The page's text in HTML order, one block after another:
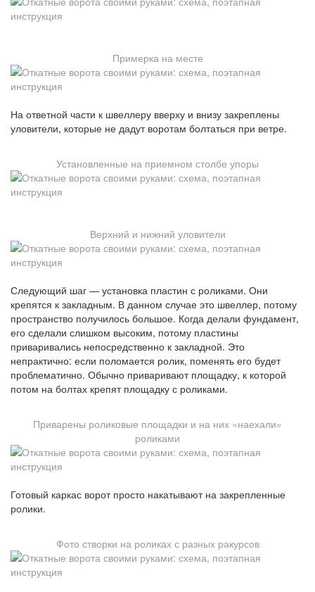
Примерка на месте
На ответной части к швеллеру вверху и внизу закреплены
уловители, которые не дадут воротам болтаться при ветре.
Установленные на приемном столбе упоры
Верхний и нижний уловители
Следующий шаг — установка пластин с роликами. Они
крепятся к закладным. В данном случае это швеллер, потому
пространство получилось большое. Когда делали фундамент,
его сделали слишком высоким, потому пластины
приваривались непосредственно к закладной. Это
непрактично: если поломается ролик, поменять его будет
проблематично. Обычно приваривают площадку, к которой
потом на болтах крепят площадку с роликами.
Приварены роликовые площадки и на них «наехали»
роликами
Готовый каркас ворот просто накатывают на закрепленные
ролики.
Фото створки на роликах с разных ракурсов